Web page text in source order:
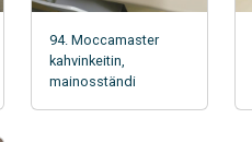
94. Moccamaster
kahvinkeitin,
mainosständi